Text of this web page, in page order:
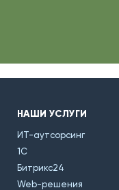
НАШИ УСЛУГИ
ИТ-аутсорсинг
1С
Битрикс24
Web-решения